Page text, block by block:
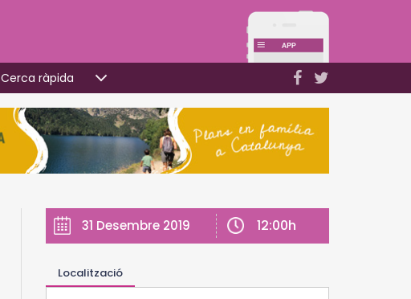
Cerca ràpida
31 Desembre 2019 12:00h
Localització